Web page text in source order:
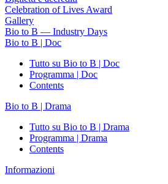
Celebration of Lives Award
Gallery
Bio to B — Industry Days
Bio to B | Doc
Tutto su Bio to B | Doc
Programma | Doc
Contents
Bio to B | Drama
Tutto su Bio to B | Drama
Programma | Drama
Contents
Informazioni